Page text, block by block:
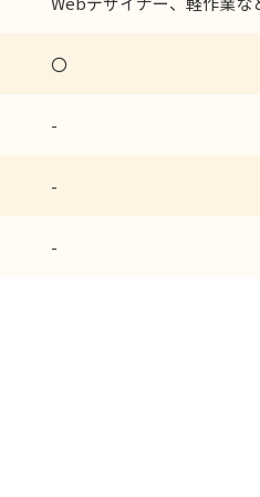
〇
-
-
-